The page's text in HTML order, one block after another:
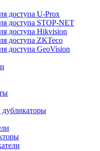
доступа U-Prox
доступа STOP-NET
доступа Hikvision
доступа ZKTeco
доступа GeoVision